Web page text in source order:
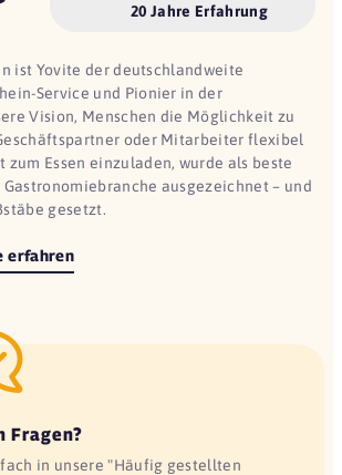
20 Jahre Erfahrung
ist Yovite der deutschlandweite
Service und Pionier in der
Vision, Menschen die Möglichkeit zu
oder Mitarbeiter flexibel
Essen einzuladen, wurde als beste
Gastronomiebranche ausgezeichnet – und
gesetzt.
erfahren
Fragen?
in unsere "Häufig gestellten